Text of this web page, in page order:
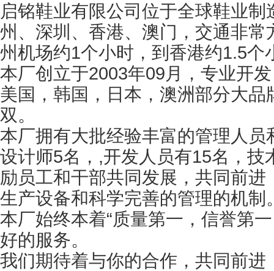
启铭鞋业有限公司位于全球鞋业
州、深圳、香港、澳门，交通非
州机场约1个小时，到香港约1.5个
本厂创立于2003年09月，专业开
美国，韩国，日本，澳洲部分大
双。
本厂拥有大批经验丰富的管理人
设计师5名，,开发人员有15名，
励员工和干部共同发展，共同前
生产设备和科学完善的管理的机制
本厂始终本着“质量第一，信誉第
好的服务。
我们期待着与你的合作，共同前